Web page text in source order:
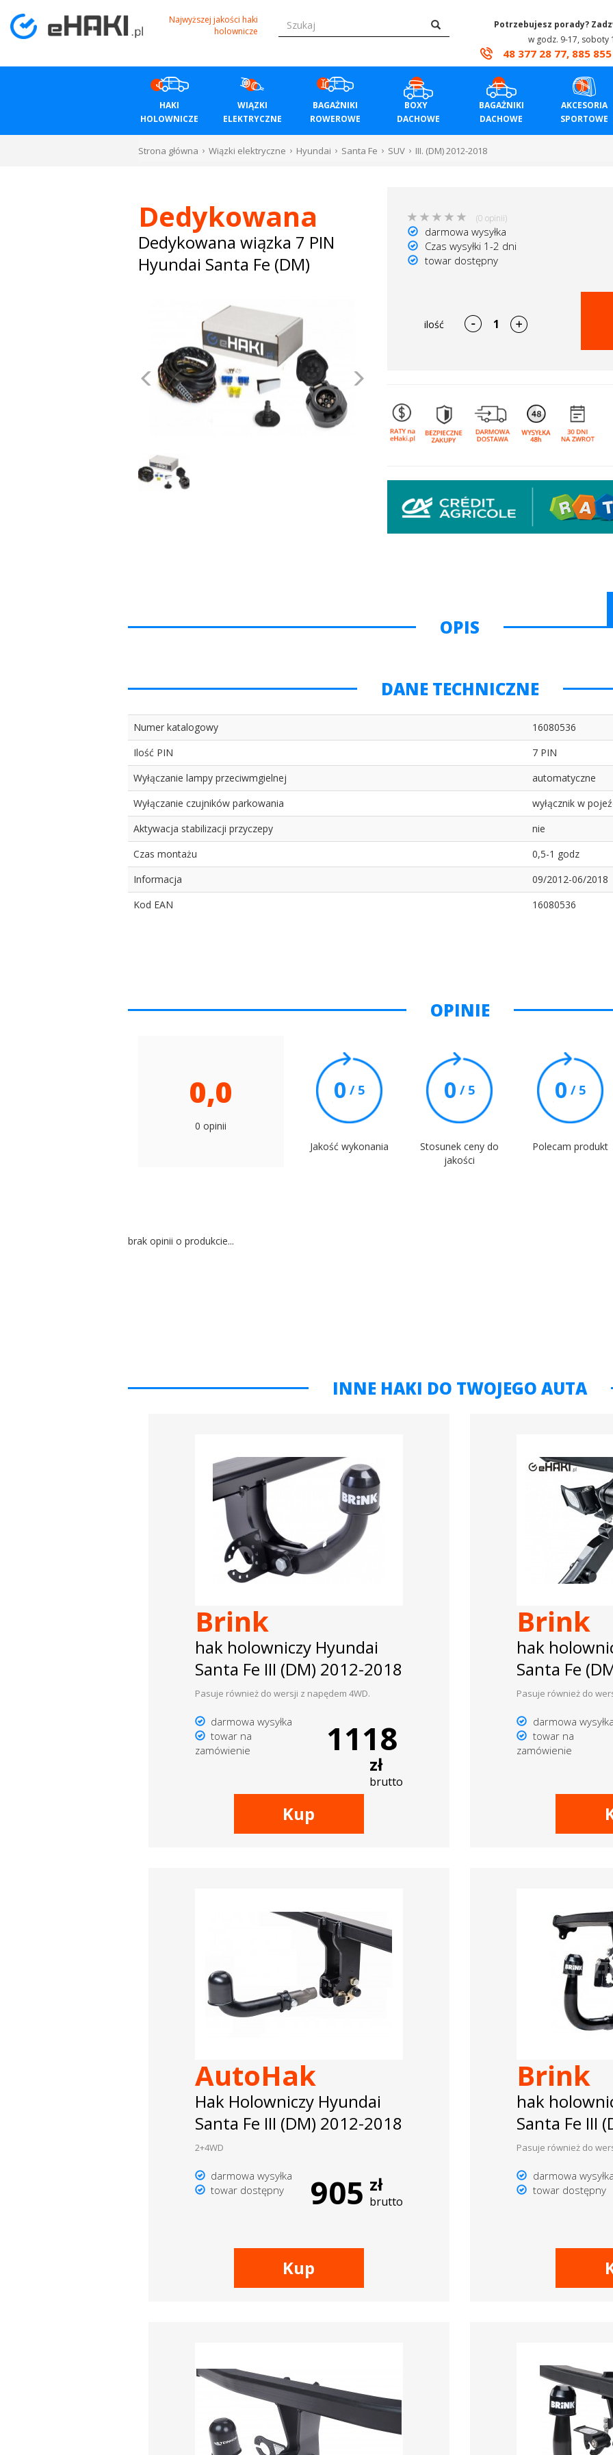
Menu
Najwyższej jakości haki
holownicze
Potrzebujesz porady?
w godz. 9-17, soboty
48 377 28 77, 885
HAKI
HOLOWNICZE
WIĄZKI
ELEKTRYCZNE
BAGAŻNIKI
ROWEROWE
BOXY
DACHOWE
BAGAŻNIKI
DACHOWE
AKCESORIA
SPORTOWE
Strona główna Wiązki elektryczne Hyundai Santa Fe SUV III. (DM) 2012-2018
Dedykowana
Dedykowana wiązka 7 PIN
Hyundai Santa Fe (DM)
Poprzednie
(0 opinii)
darmowa wysyłka
Czas wysyłki 1-2 dni
towar dostępny
ilość
OPIS
DANE TECHNICZNE
Numer katalogowy
16080536
Ilość PIN
7 PIN
Wyłączanie lampy przeciwmgielnej
automatyczne
Wyłączanie czujników parkowania
wyłącznik w
Aktywacja stabilizacji przyczepy
nie
Czas montażu
0,5-1 godz
Informacja
09/2012-06/2018
Kod EAN
16080536
OPINIE
0,0
0 opinii
0 / 5
Jakość wykonania
0 / 5
Stosunek ceny do
jakości
0 / 5
Polecam produkt
brak opinii o produkcie...
INNE HAKI DO TWOJEGO AUTA
Brink
hak holowniczy Hyundai
Santa Fe III (DM) 2012-2018
Pasuje również do wersji z napędem 4WD.
darmowa wysyłka
towar na
zamówienie
1118
zł
brutto
Kup
Brink
hak
Santa Fe
Pasuje również do
darmowa
towar na
zamówienie
AutoHak
Hak Holowniczy Hyundai
Santa Fe III (DM) 2012-2018
2+4WD
darmowa wysyłka
towar dostępny
905 zł
brutto
Kup
Brink
hak
Santa Fe III
Pasuje również do
darmowa
towar dostępny